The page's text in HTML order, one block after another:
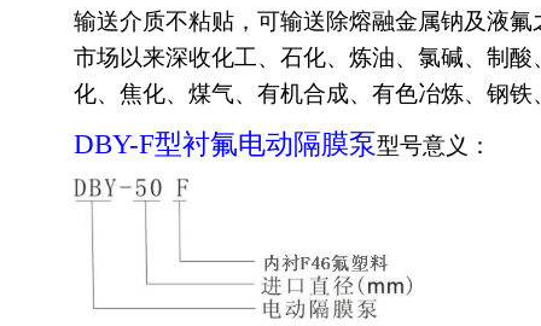
输送介质不粘贴，可输送除熔融金属钠及液
市场以来深收化工、石化、炼油、氯碱、制
化、焦化、煤气、有机合成、有色冶炼、钢
DBY-F型衬氟电动隔膜泵型号意义：